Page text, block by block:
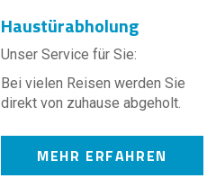
Haustürabholung
Unser Service für Sie:
Bei vielen Reisen werden Sie
direkt von zuhause abgeholt.
MEHR ERFAHREN